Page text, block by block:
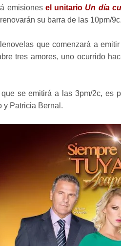
emisiones el unitario Un día
su barra de las 10pm/9c.
que comenzará a
tres amores, uno ocurrido
que se emitirá a las 3pm/2c, es
y Patricia Bernal.